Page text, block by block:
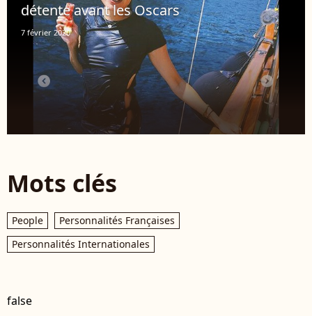
détente avant les Oscars
7 février 2020
Mots clés
People
Personnalités Françaises
Personnalités Internationales
false